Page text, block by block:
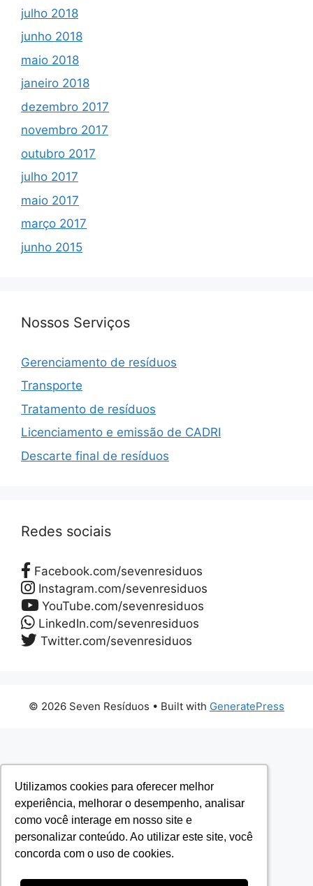
Utilizamos cookies para oferecer melhor
experiência, melhorar o desempenho, analisar
como você interage em nosso site e
personalizar conteúdo. Ao utilizar este site, você
concorda com o uso de cookies.
Utilizamos cookies para oferecer melhor
experiência, melhorar o desempenho, analisar
como você interage em nosso site e
personalizar conteúdo. Ao utilizar este site, você
concorda com o uso de cookies.
julho 2018
junho 2018
maio 2018
janeiro 2018
dezembro 2017
novembro 2017
outubro 2017
julho 2017
maio 2017
março 2017
junho 2015
Nossos Serviços
Gerenciamento de resíduos
Transporte
Tratamento de resíduos
Licenciamento e emissão de CADRI
Descarte final de resíduos
Redes sociais
Facebook.com/sevenresiduos
Instagram.com/sevenresiduos
YouTube.com/sevenresiduos
LinkedIn.com/sevenresiduos
Twitter.com/sevenresiduos
© 2026 Seven Resíduos • Built with GeneratePress